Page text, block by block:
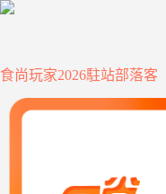
食尚玩家2026駐站部落客